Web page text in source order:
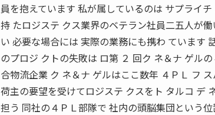
員を抱えています 私が属しているのは サプライ
持 たロジステ クス業界のベテラン社員二五人が
い 必要な場合には 実際の業務にも携わ ています
のプロジ クトの失敗は ロ第 ２ 回ク ネ＆ナ ゲル
合物流企業 ク ネ＆ナ ゲルはここ数年 ４ＰＬ フ
荷主の要望を受けてロジステ クスをト タルコ デ
担う 同社の４ＰＬ部隊で 社内の頭脳集団という